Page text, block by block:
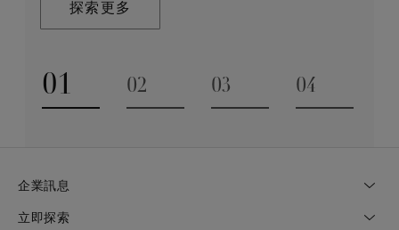
探索更多
探索更多
瞭解更多
探索更多
01
Go to slide 1
02
03
04
企業訊息
立即探索